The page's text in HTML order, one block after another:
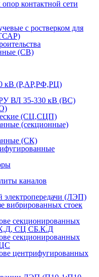
контактной сети
с ростверком для
(СВ)
кВ (Р,АР,РФ,РЦ)
ВЛ 35-330 кВ (ВС)
(СЦ,СЦП)
(секционные)
(СК)
каналов
электропередачи (ЛЭП)
вибрированных стоек
секционированных
СЦ СБ.К.Д
секционированных
центрифугированных